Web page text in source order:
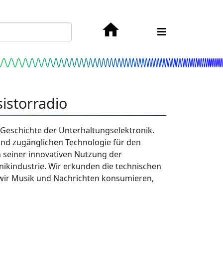
der Unterhaltungselektronik.
zugänglichen Technologie für den
seiner innovativen Nutzung der
Wir erkunden die technischen
Musik und Nachrichten konsumieren,